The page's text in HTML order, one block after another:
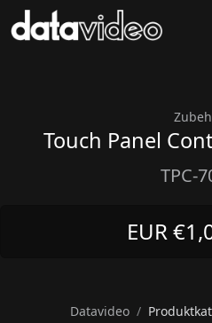
Touch Panel
TPC-
EUR
Datavideo